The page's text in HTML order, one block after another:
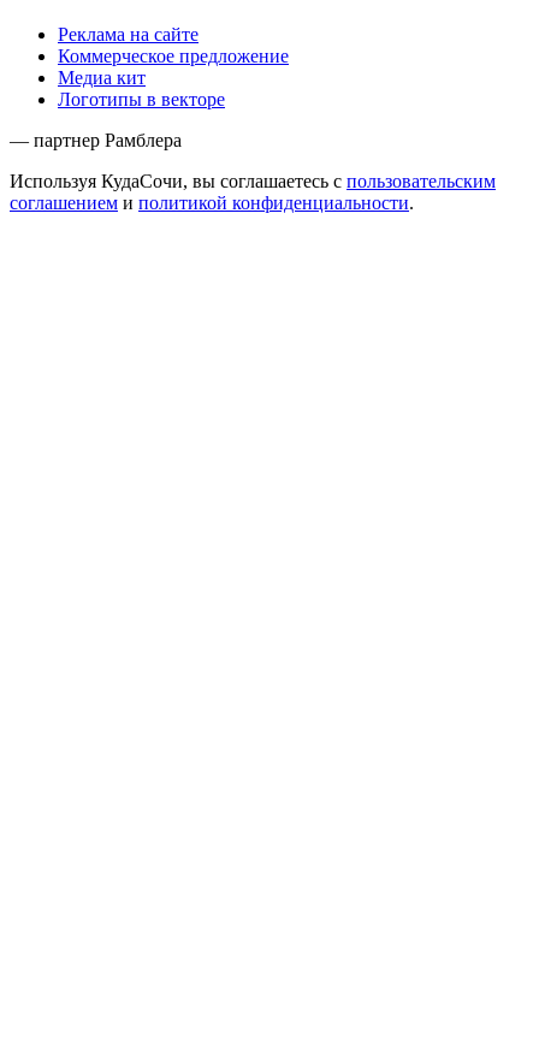
Реклама на сайте
Коммерческое предложение
Медиа кит
Логотипы в векторе
— партнер Рамблера
Используя КудаСочи, вы соглашаетесь с пользовательским
соглашением и политикой конфиденциальности.